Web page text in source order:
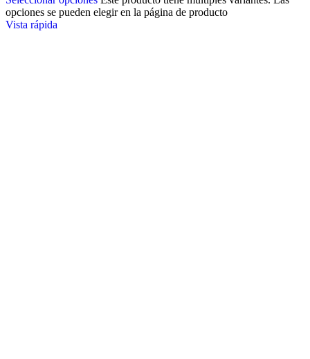
opciones se pueden elegir en la página de producto
Vista rápida